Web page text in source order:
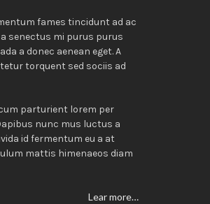
fames tincidunt ad ac
senectus mi purus purus
a donec aenean eget. A
torquent sed sociis ad
parturient lorem per
nunc mus luctus a
id fermentum eu a at
mattis himenaeos diam
Lear more…